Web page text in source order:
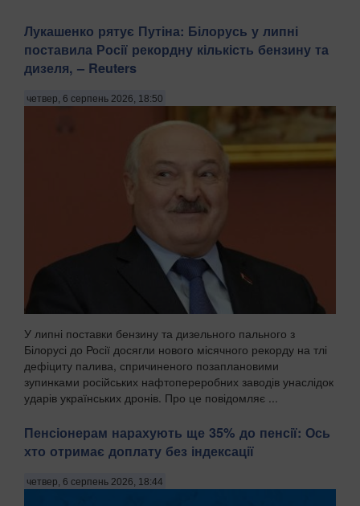
Лукашенко рятує Путіна: Білорусь у липні
поставила Росії рекордну кількість бензину та
дизеля, – Reuters
четвер, 6 серпень 2026, 18:50
У липні поставки бензину та дизельного пального з
Білорусі до Росії досягли нового місячного рекорду на тлі
дефіциту палива, спричиненого позаплановими
зупинками російських нафтопереробних заводів унаслідок
ударів українських дронів. Про це повідомляє ...
Пенсіонерам нарахують ще 35% до пенсії: Ось
хто отримає доплату без індексації
четвер, 6 серпень 2026, 18:44